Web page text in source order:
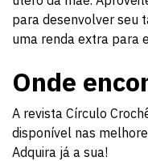
para desenvolver seu
uma renda extra para
Onde
A revista Círculo
disponível nas
Adquira já a sua!